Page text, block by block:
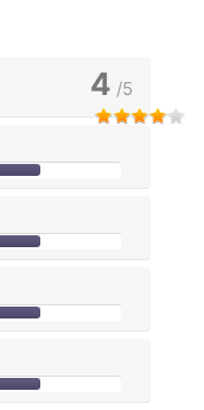
4 /5